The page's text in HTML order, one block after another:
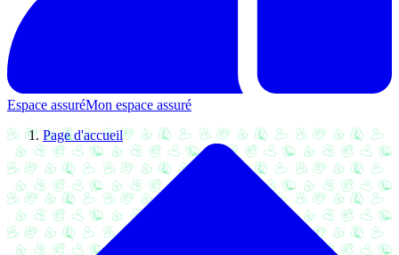
Espace assuréMon espace assuré
Page d'accueil